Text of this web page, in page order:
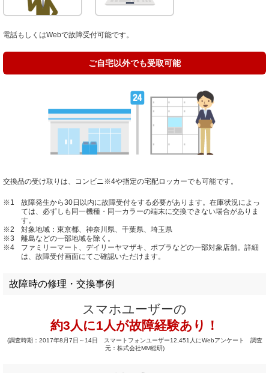
電話もしくはWebで故障受付可能です。
ご自宅以外でも受取可能
交換品の受け取りは、コンビニ ※4や指定の宅配ロッカーでも可能です。
※1
故障発生から30日以内に故障受付をする必要があります。在庫状況によっ
ては、必ずしも同一機種・同一カラーの端末に交換できない場合がありま
す。
※2
対象地域：東京都、神奈川県、千葉県、埼玉県
※3
離島などの一部地域を除く。
※4
ファミリーマート、デイリーヤマザキ、ポプラなどの一部対象店舗。詳細
は、故障受付画面にてご確認いただけます。
故障時の修理・交換事例
スマホユーザーの
約3人に1人が故障経験あり！
(調査時期：2017年8月7日～14日 スマートフォンユーザー12,451人にWebアンケート 調査
元：株式会社MM総研)